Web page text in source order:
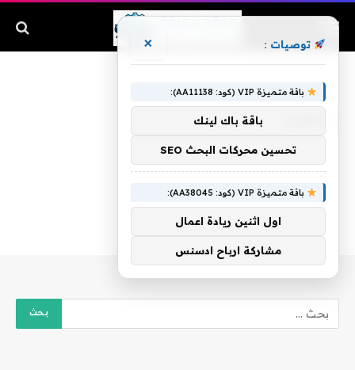
توصيات : ×
باقة متميزة VIP (كود: AA11138):
باقة باك لينك
تحسين محركات البحث SEO
باقة متميزة VIP (كود: AA38045):
اول اثنين ريادة اعمال
مشاركة ارباح ادسنس